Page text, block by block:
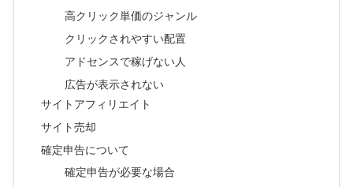
高クリック単価のジャンル
クリックされやすい配置
アドセンスで稼げない人
広告が表示されない
サイトアフィリエイト
サイト売却
確定申告について
確定申告が必要な場合